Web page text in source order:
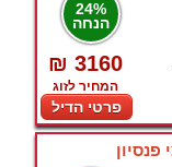
24%
הנחה
₪ 3160
המחיר לזוג
פרטי הדיל